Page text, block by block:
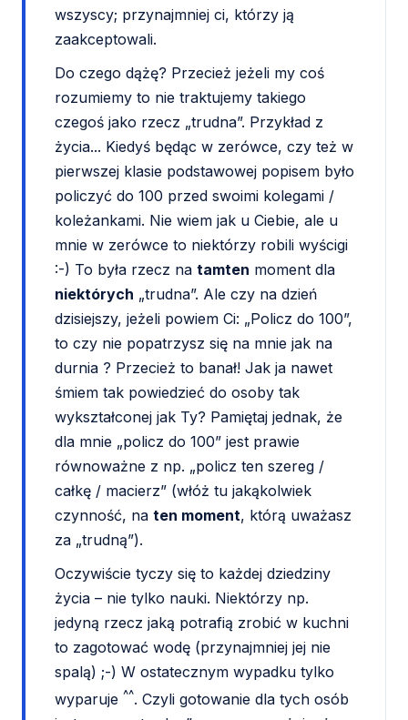
wszyscy; przynajmniej ci, którzy ją
zaakceptowali.
Do czego dążę? Przecież jeżeli my coś
rozumiemy to nie traktujemy takiego
czegoś jako rzecz „trudna”. Przykład z
życia... Kiedyś będąc w zerówce, czy też w
pierwszej klasie podstawowej popisem było
policzyć do 100 przed swoimi kolegami /
koleżankami. Nie wiem jak u Ciebie, ale u
mnie w zerówce to niektórzy robili wyścigi
:-) To była rzecz na tamten moment dla
niektórych „trudna”. Ale czy na dzień
dzisiejszy, jeżeli powiem Ci: „Policz do 100”,
to czy nie popatrzysz się na mnie jak na
durnia ? Przecież to banał! Jak ja nawet
śmiem tak powiedzieć do osoby tak
wykształconej jak Ty? Pamiętaj jednak, że
dla mnie „policz do 100” jest prawie
równoważne z np. „policz ten szereg /
całkę / macierz” (włóż tu jakąkolwiek
czynność, na ten moment, którą uważasz
za „trudną”).
Oczywiście tyczy się to każdej dziedziny
życia – nie tylko nauki. Niektórzy np.
jedyną rzecz jaką potrafią zrobić w kuchni
to zagotować wodę (przynajmniej jej nie
spalą) ;-) W ostatecznym wypadku tylko
wyparuje ^^. Czyli gotowanie dla tych osób